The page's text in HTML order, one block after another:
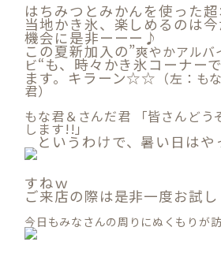
はちみつとみかんを使った
当地かき氷、楽しめるのは
機会に是非ーーー♪
この夏新加入の”爽やかアルバ
ビ“も、時々かき氷コーナー
ます。キラーン☆☆ （左：
君）
もな君＆さんだ君 「皆さんどう
します!!」
というわけで、暑い日はや
すねｗ
ご来店の際は是非一度お試
今日もみなさんの周りにぬくもりが